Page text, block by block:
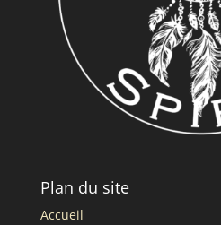
Plan du site
Accueil